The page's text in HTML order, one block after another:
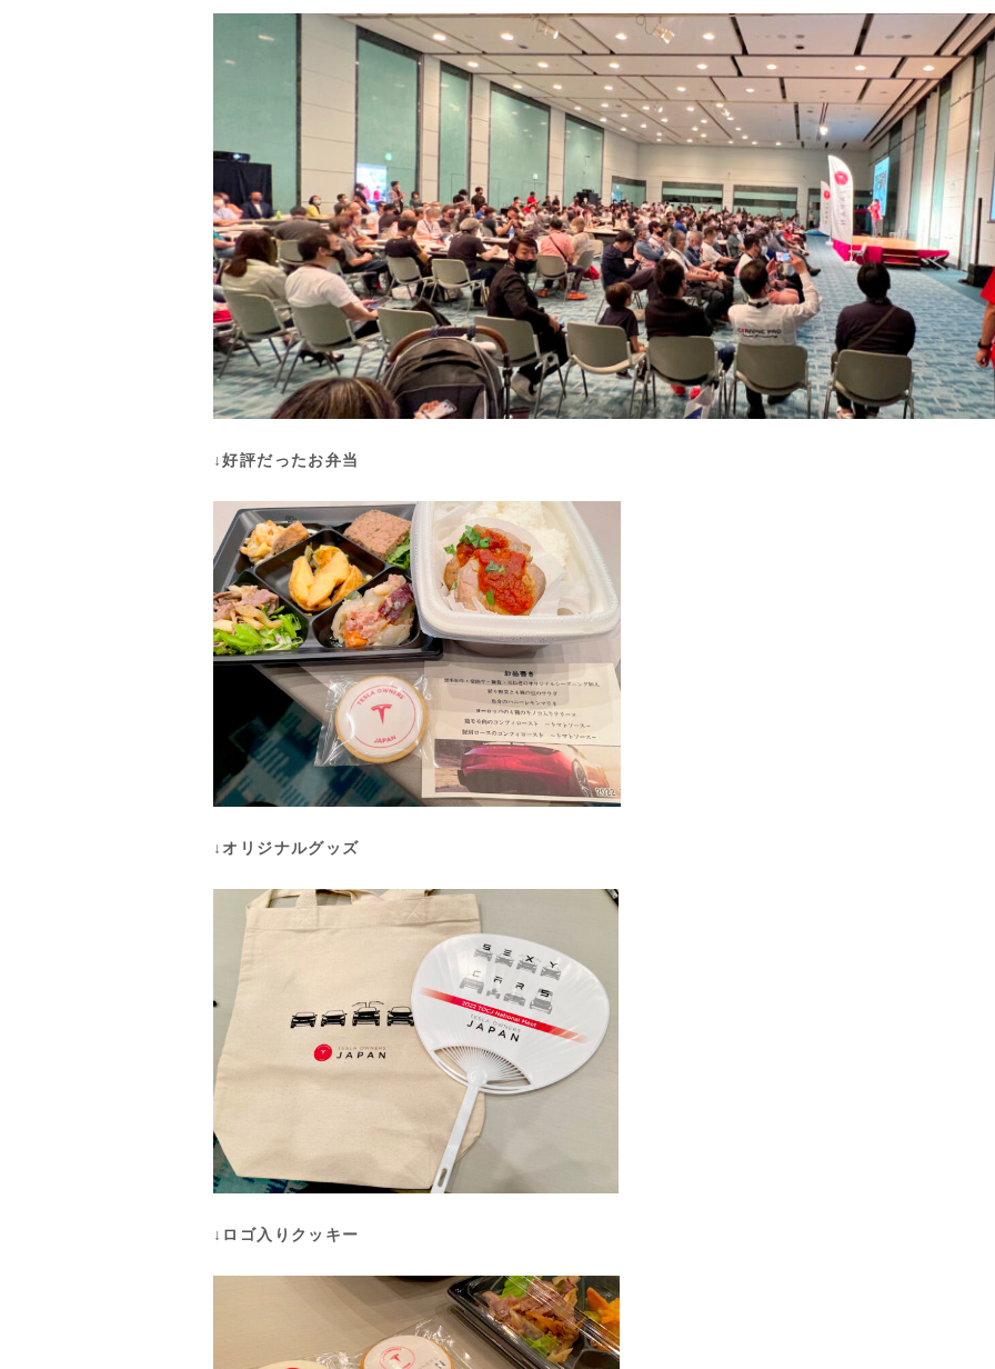
↓好評だったお弁当
↓オリジナルグッズ
↓ロゴ入りクッキー